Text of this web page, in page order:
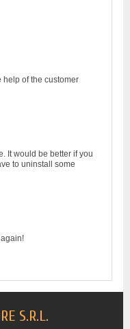
help of the customer
It would be better if you
to uninstall some
S.R.L.